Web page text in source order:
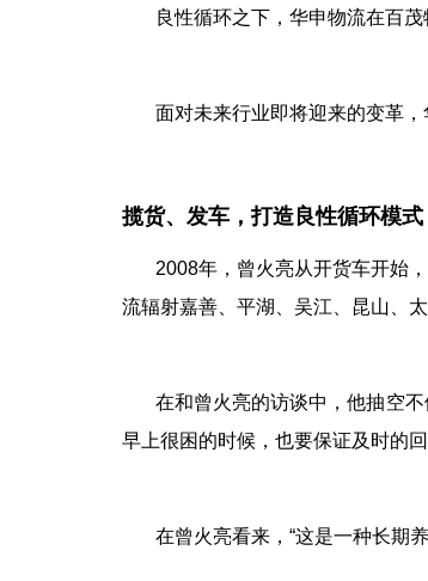
良性循环之下，华申物流在百茂
面对未来行业即将迎来的变革
揽货、发车，打造良性循环模式
2008年，曾火亮从开货车开始，
流辐射嘉善、平湖、吴江、昆山、
在和曾火亮的访谈中，他抽空
早上很困的时候，也要保证及时的
在曾火亮看来， “这是一种长期